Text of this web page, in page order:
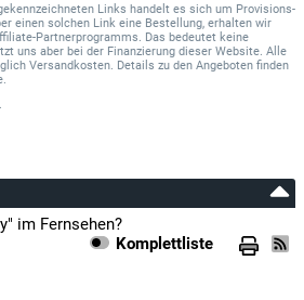
Links handelt es sich um Provisions-
einen solchen Link eine Bestellung, erhalten wir
Partnerprogramms. Das bedeutet keine
uns aber bei der Finanzierung dieser Website. Alle
Versandkosten. Details zu den Angeboten finden
im Fernsehen?
Komplettliste